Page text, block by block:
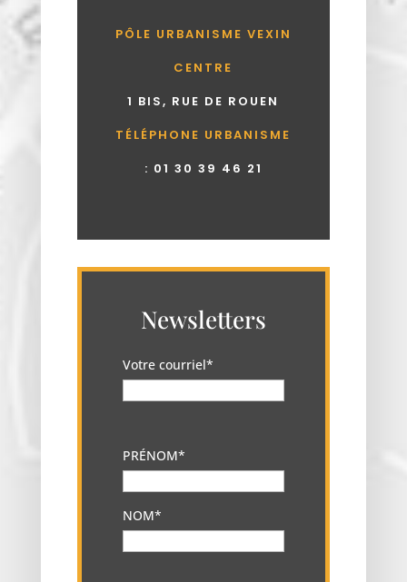
PÔLE URBANISME VEXIN
CENTRE
1 BIS, RUE DE ROUEN
TÉLÉPHONE URBANISME
: 01 30 39 46 21
Newsletters
Votre courriel*
PRÉNOM*
NOM*